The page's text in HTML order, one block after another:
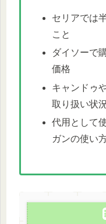
セリアでは
こと
ダイソーで
価格
キャンドゥ
取り扱い状
代用として
ガンの使い